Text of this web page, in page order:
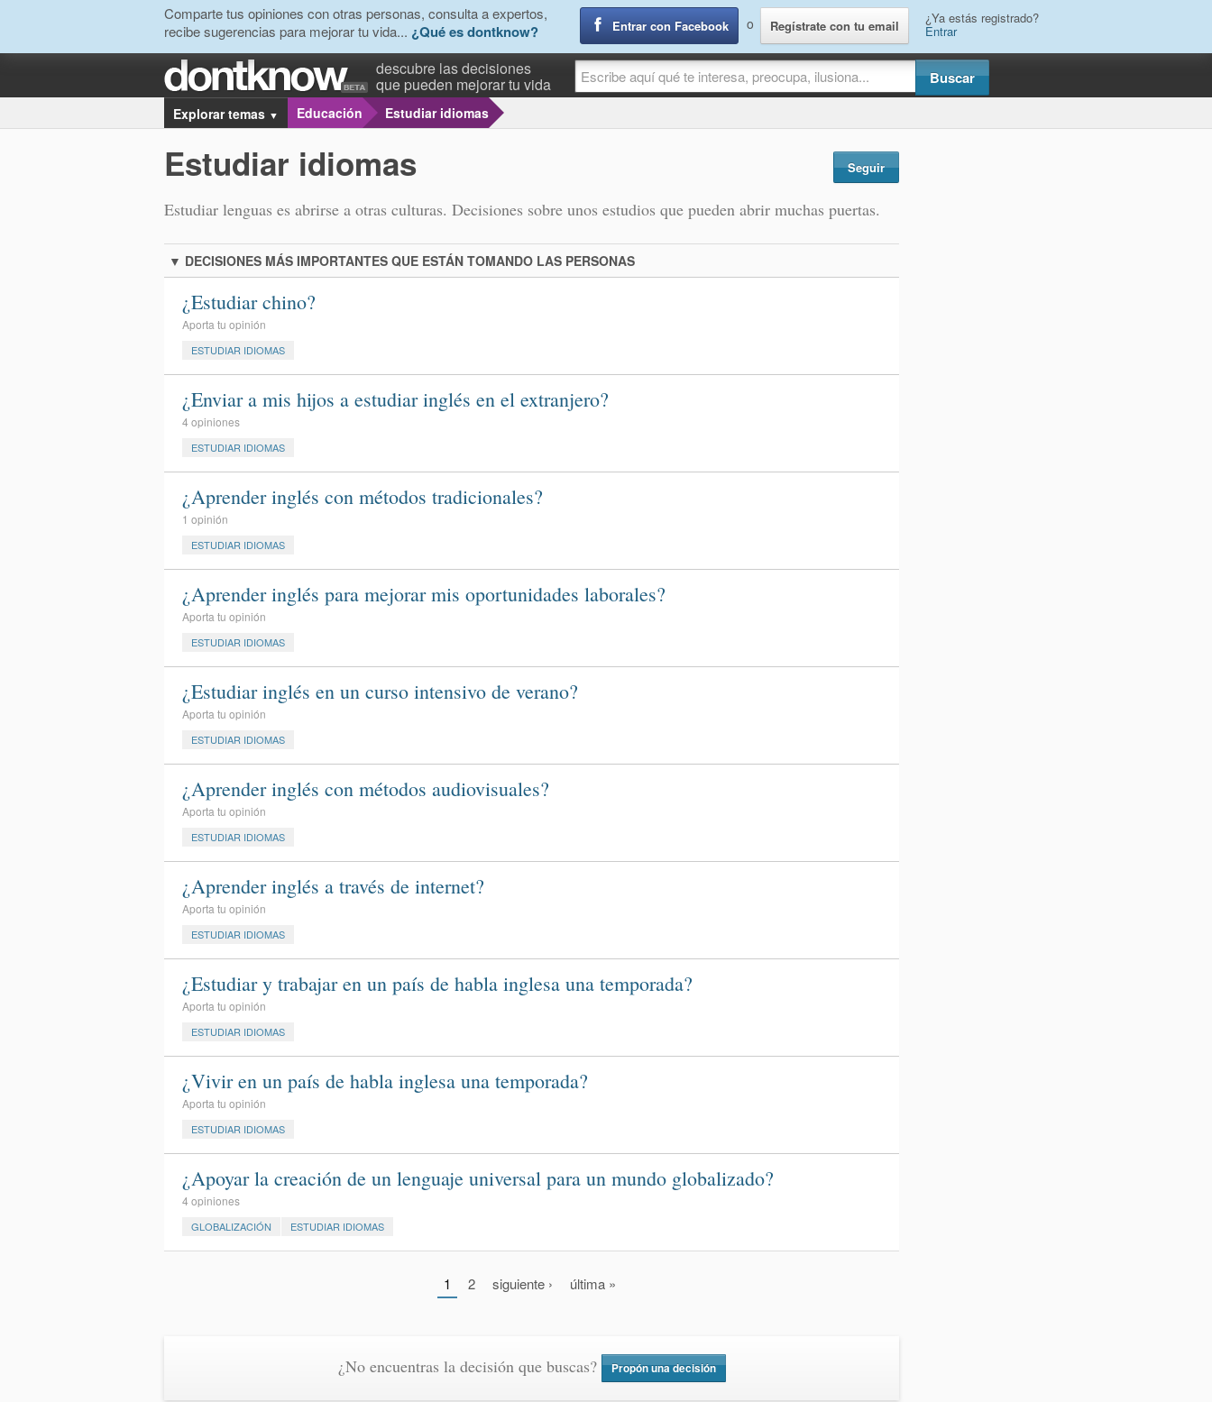
Comparte tus opiniones con otras personas, consulta a expertos,
recibe sugerencias para mejorar tu vida... ¿Qué es dontknow? Entrar con Facebook o Regístrate con tu email ¿Ya estás registrado?
Entrar
descubre las decisiones
que pueden mejorar tu vida
Explorar temas ▼ Educación Estudiar idiomas
Estudiar idiomas Seguir
Estudiar lenguas es abrirse a otras culturas. Decisiones sobre unos estudios que pueden abrir muchas puertas.
▼ DECISIONES MÁS IMPORTANTES QUE ESTÁN TOMANDO LAS PERSONAS
¿Estudiar chino?
Aporta tu opinión
ESTUDIAR IDIOMAS
¿Enviar a mis hijos a estudiar inglés en el extranjero?
4 opiniones
ESTUDIAR IDIOMAS
¿Aprender inglés con métodos tradicionales?
1 opinión
ESTUDIAR IDIOMAS
¿Aprender inglés para mejorar mis oportunidades laborales?
Aporta tu opinión
ESTUDIAR IDIOMAS
¿Estudiar inglés en un curso intensivo de verano?
Aporta tu opinión
ESTUDIAR IDIOMAS
¿Aprender inglés con métodos audiovisuales?
Aporta tu opinión
ESTUDIAR IDIOMAS
¿Aprender inglés a través de internet?
Aporta tu opinión
ESTUDIAR IDIOMAS
¿Estudiar y trabajar en un país de habla inglesa una temporada?
Aporta tu opinión
ESTUDIAR IDIOMAS
¿Vivir en un país de habla inglesa una temporada?
Aporta tu opinión
ESTUDIAR IDIOMAS
¿Apoyar la creación de un lenguaje universal para un mundo globalizado?
4 opiniones
GLOBALIZACIÓN ESTUDIAR IDIOMAS
1 2 siguiente › última »
¿No encuentras la decisión que buscas? Propón una decisión